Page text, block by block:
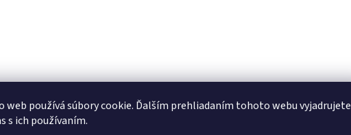
web používá súbory cookie. Ďalším prehliadaním tohoto webu vyjadrujete
s ich používaním.